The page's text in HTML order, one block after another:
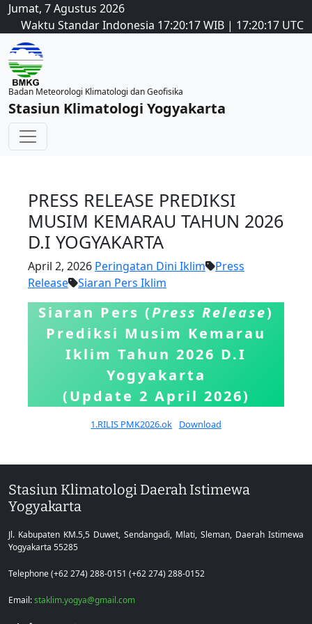
Jumat, 7 Agustus 2026
Waktu Standar Indonesia 17:20:17WIB | 17:20:17 UTC
Badan Meteorologi Klimatologi dan Geofisika
Stasiun Klimatologi Yogyakarta
PRESS RELEASE PREDIKSI
MUSIM KEMARAU TAHUN 2026
D.I YOGYAKARTA
April 2, 2026 Peringatan Dini Iklim
Press
Release
Siaran Pers Iklim
Siaran Pers (Press Release)
Prediksi Musim Kemarau
Iklim Tahun 2026 D.I
Yogyakarta
(Update 2 April 2026)
1.RILIS PMK2026.ok Download
Stasiun Klimatologi Daerah Istimewa
Yogyakarta
Jl. Kabupaten KM.5,5 Duwet, Sendangadi, Mlati, Sleman, Daerah Istimewa
Yogyakarta 55285
Telephone (+62 274) 288-0151 (+62 274) 288-0152
Email:staklim.yogya@gmail.com